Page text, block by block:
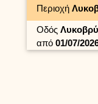
Περιοχή
Οδός
από 01/07/